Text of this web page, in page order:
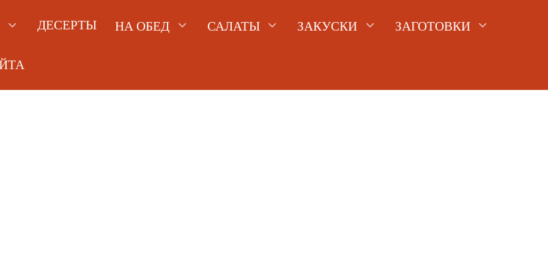
ДЕСЕРТЫ НА ОБЕД САЛАТЫ ЗАКУСКИ ЗАГОТОВКИ